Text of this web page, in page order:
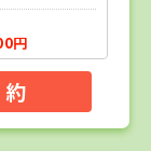
円
約